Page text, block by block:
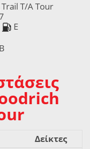
T/A Tour
E
Δείκτες